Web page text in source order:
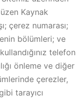
Kaynak
çerez numarası;
bölümleri; ve
telefon
önleme ve diğer
çerezler,
tarayıcı